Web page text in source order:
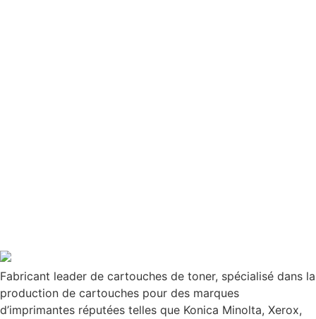
Fabricant leader de cartouches de toner, spécialisé dans la
production de cartouches pour des marques
d’imprimantes réputées telles que Konica Minolta, Xerox,